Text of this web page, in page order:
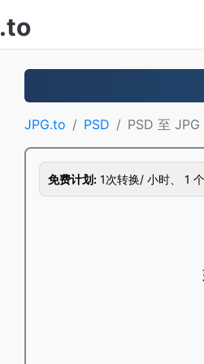
.to
JPG.to PSD PSD 至 JPG
免费计划: 1次转换/ 小时、 1